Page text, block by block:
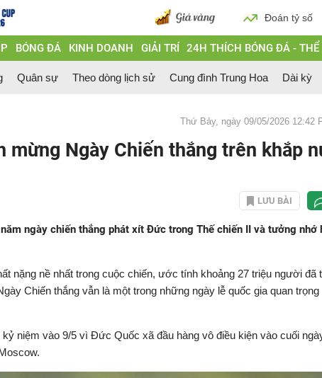
Đoán tỷ số
BÓNG ĐÁ KINH DOANH GIẢI TRÍ 24H THÍCH BÓNG ĐÁ - THỂ
Quân sự Theo dòng lịch sử Cung đình Trung Hoa Dài kỳ
Thứ Bảy, ngày 09/05/2026 12:42
mừng Ngày Chiến thắng trên khắp
LƯU BÀI
ngày chiến thắng phát xít Đức trong Thế chiến II và tưởng nhớ
nặng nề nhất trong cuộc chiến, ước tính khoảng 27 triệu người đã
Chiến thắng vẫn là một trong những ngày lễ quốc gia quan trọng
niệm vào 9/5 vì Đức Quốc xã đầu hàng vô điều kiện vào cuối